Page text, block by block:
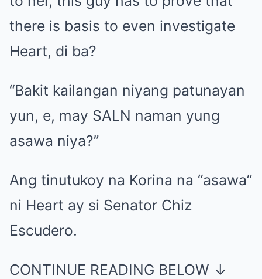
there is basis to even investigate
Heart, di ba?
“Bakit kailangan niyang patunayan
yun, e, may SALN naman yung
asawa niya?”
Ang tinutukoy na Korina na “asawa”
ni Heart ay si Senator Chiz
Escudero.
CONTINUE READING BELOW ↓